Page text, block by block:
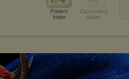
Pobierz
folder
Zachomikuj
folder